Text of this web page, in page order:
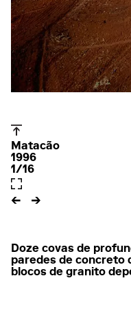
Matacão
1996
1/16
Doze covas de
paredes de concreto
blocos de granito